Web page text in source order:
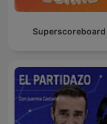
Superscoreboard